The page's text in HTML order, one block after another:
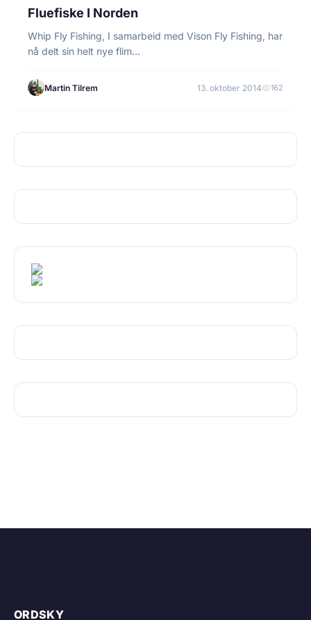
FLUEFISKE
Fluefiske I Norden
Whip Fly Fishing, I samarbeid med Vison Fly Fishing, har
nå delt sin helt nye flim…
Martin Tilrem 13. oktober 2014 162
ORDSKY